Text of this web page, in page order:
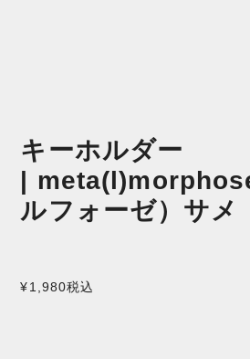
キーホルダー
|
ルフォーゼ）サメ
¥1,980税込